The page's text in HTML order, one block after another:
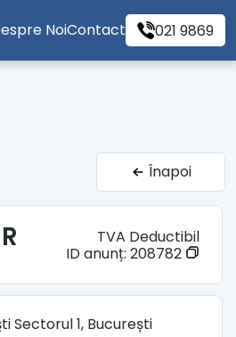
NoiContact 021 9869
Înapoi
TVA Deductibil
ID anunț: 208782
Sectorul 1, București